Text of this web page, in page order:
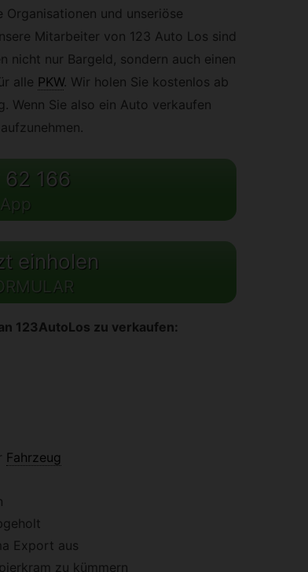
und unseriöse
Mitarbeiter von 123 Auto Los sind
nicht nur Bargeld, sondern auch einen
alle PKW. Wir holen Sie kostenlos ab
Wenn Sie also ein Auto verkaufen
166
einholen
123AutoLos zu verkaufen:
Fahrzeug
Export aus
zu kümmern